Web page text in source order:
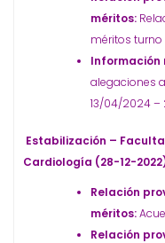
méritos:
méritos turno
Información
alegaciones
13/04/2024
Estabilización –
Cardiología (28-12-
Relación
méritos:
Relación